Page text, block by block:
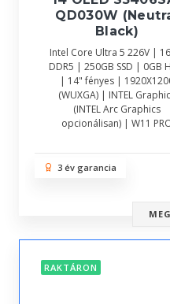
QD030W
Black)
Intel Core Ultra 5 226V |
DDR5 | 250GB SSD | 0GB
| 14" fényes |
(WUXGA) | INTEL
(INTEL Arc Graphics
opcionálisan) | W11
3 év garancia
RAKTÁRON